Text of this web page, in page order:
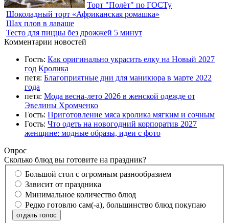
Торт "Полёт" по ГОСТу
Шоколадный торт «Африканская ромашка»
Шах плов в лаваше
Тесто для пиццы без дрожжей 5 минут
Комментарии новостей
Гость: Как оригинально украсить елку на Новый 2027
год Кролика
петя: Благоприятные дни для маникюра в марте 2022
года
петя: Мода весна-лето 2026 в женской одежде от
Эвелины Хромченко
Гость: Приготовление мяса кролика мягким и сочным
Гость: Что одеть на новогодний корпоратив 2027
женщине: модные образы, идеи с фото
Опрос
Сколько блюд вы готовите на праздник?
Большой стол с огромным разнообразием
Зависит от праздника
Минимальное количество блюд
Редко готовлю сам(-а), большинство блюд покупаю
отдать голос